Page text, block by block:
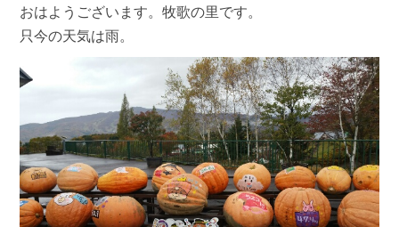
おはようございます。牧歌の里です。
只今の天気は雨。